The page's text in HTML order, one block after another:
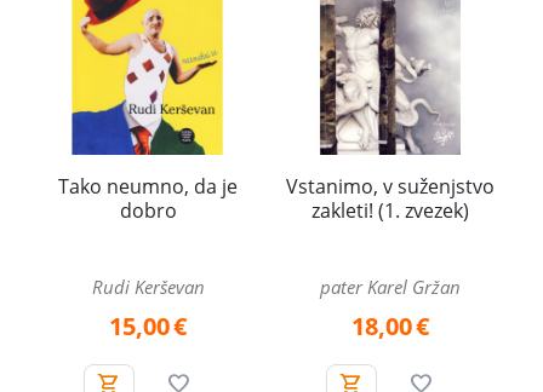
Tako neumno, da je
dobro
Rudi Kerševan
15,00€
Vstanimo, v suženjstvo
zakleti! (1. zvezek)
pater Karel Gržan
18,00€